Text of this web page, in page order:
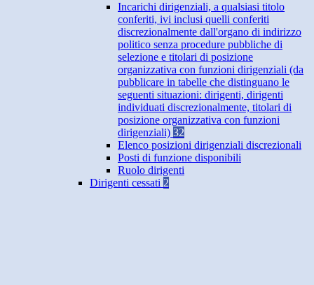
Incarichi dirigenziali, a qualsiasi titolo
conferiti, ivi inclusi quelli conferiti
discrezionalmente dall'organo di indirizzo
politico senza procedure pubbliche di
selezione e titolari di posizione
organizzativa con funzioni dirigenziali (da
pubblicare in tabelle che distinguano le
seguenti situazioni: dirigenti, dirigenti
individuati discrezionalmente, titolari di
posizione organizzativa con funzioni
dirigenziali) 32
Elenco posizioni dirigenziali discrezionali
Posti di funzione disponibili
Ruolo dirigenti
Dirigenti cessati 2